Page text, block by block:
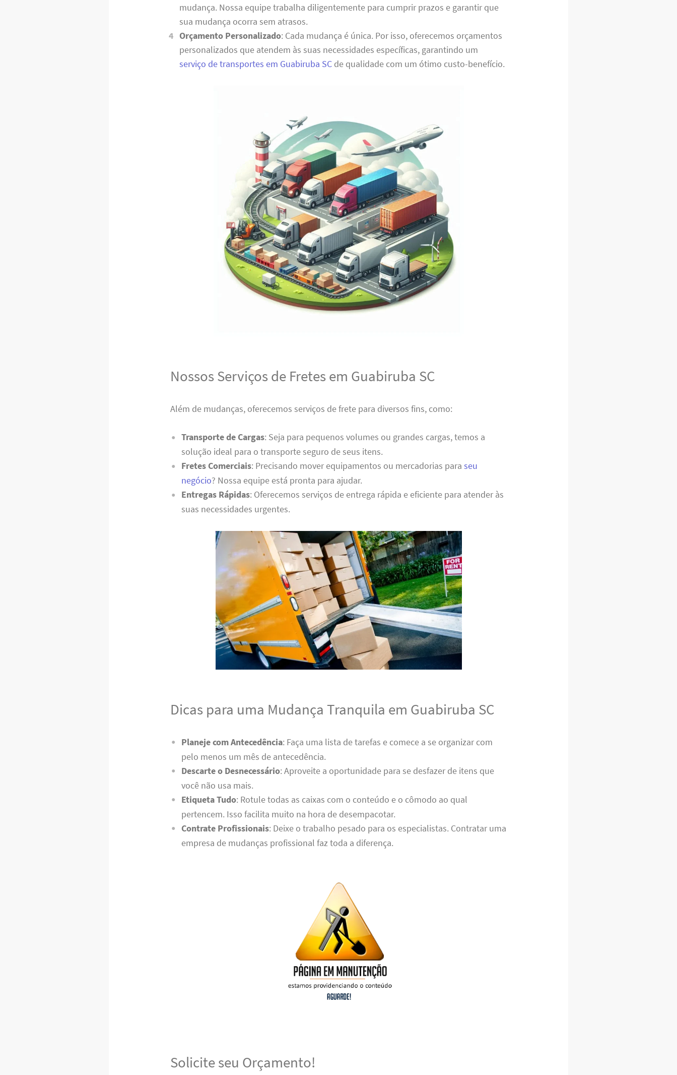
mudança. Nossa equipe trabalha diligentemente para cumprir prazos e garantir que
sua mudança ocorra sem atrasos.
Orçamento Personalizado: Cada mudança é única. Por isso, oferecemos orçamentos
personalizados que atendem às suas necessidades específicas, garantindo um
serviço de transportes em Guabiruba SC de qualidade com um ótimo custo-benefício.
Nossos Serviços de Fretes em Guabiruba SC
Além de mudanças, oferecemos serviços de frete para diversos fins, como:
Transporte de Cargas: Seja para pequenos volumes ou grandes cargas, temos a
solução ideal para o transporte seguro de seus itens.
Fretes Comerciais: Precisando mover equipamentos ou mercadorias para seu
negócio? Nossa equipe está pronta para ajudar.
Entregas Rápidas: Oferecemos serviços de entrega rápida e eficiente para atender às
suas necessidades urgentes.
Dicas para uma Mudança Tranquila em Guabiruba SC
Planeje com Antecedência: Faça uma lista de tarefas e comece a se organizar com
pelo menos um mês de antecedência.
Descarte o Desnecessário: Aproveite a oportunidade para se desfazer de itens que
você não usa mais.
Etiqueta Tudo: Rotule todas as caixas com o conteúdo e o cômodo ao qual
pertencem. Isso facilita muito na hora de desempacotar.
Contrate Profissionais: Deixe o trabalho pesado para os especialistas. Contratar uma
empresa de mudanças profissional faz toda a diferença.
Solicite seu Orçamento!